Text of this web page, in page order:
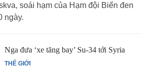
soái hạm của Hạm đội Biển đen
ngày.
THẾ GIỚI
Nga đưa ‘xe tăng bay’ Su-34 tới Syria